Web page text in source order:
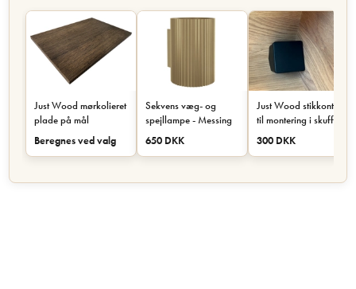
Just Wood mørkolieret
plade på mål
Beregnes ved valg
Sekvens væg- og
spejllampe - Messing
650 DKK
Just Wood stikkontakt
til montering i skuffe
eller skab - Sort
300 DKK